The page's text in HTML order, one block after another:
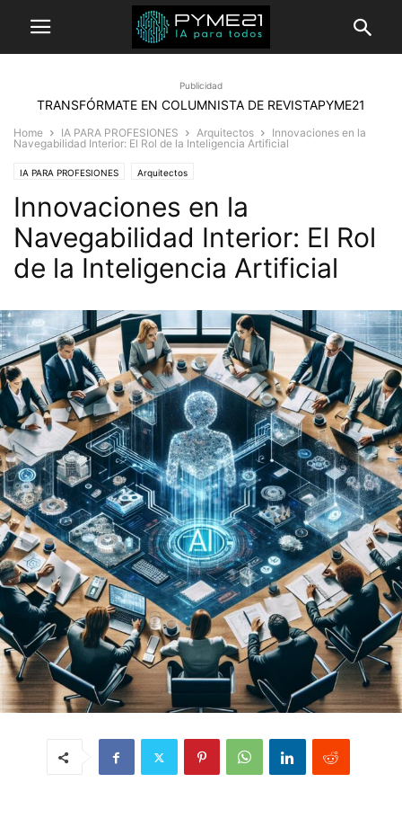
Publicidad
TRANSFÓRMATE EN COLUMNISTA DE REVISTAPYME21
Home IA PARA PROFESIONES Arquitectos
Innovaciones en la
Navegabilidad Interior: El Rol de la Inteligencia Artificial
IA PARA PROFESIONES Arquitectos
Innovaciones en la
Navegabilidad Interior: El Rol
de la Inteligencia Artificial